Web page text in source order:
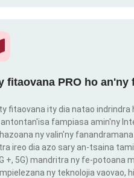
fitaovana PRO ho
fitaovana ity dia natao
fampiasa amin'ny
ny valin'ny
ireo dia azo sary an-tsaina
+, 5G) mandritra ny fe-potoana
ny teknolojia vaovao,